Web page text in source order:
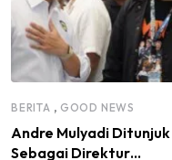
BERITA , GOOD NEWS
Andre Mulyadi Ditunjuk
Sebagai Direktur